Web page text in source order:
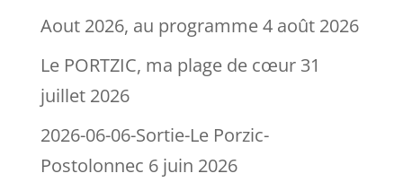
Aout 2026, au programme4 août 2026
Le PORTZIC, ma plage de cœur 31
juillet 2026
2026-06-06-Sortie-Le Porzic-
Postolonnec 6 juin 2026